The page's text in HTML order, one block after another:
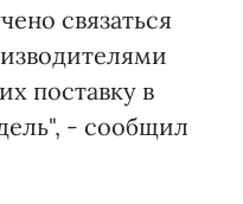
связаться
поставку в
- сообщил